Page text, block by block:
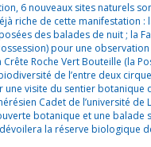
6 nouveaux sites naturels
riche de cette manifestation :
des balades de nuit ; la
pour une
Crête Roche Vert Bouteille (la
de l’entre deux
une visite du sentier botanique
Cadet de l’université de
botanique et une balade
la réserve biologique